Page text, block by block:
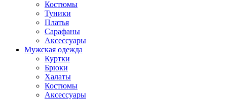
Костюмы
Туники
Платья
Сарафаны
Аксессуары
Мужская одежда
Куртки
Брюки
Халаты
Костюмы
Аксессуары